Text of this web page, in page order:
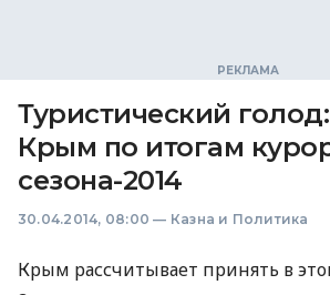
Туристический
Крым по итогам
сезона-2014
30.04.2014, 08:00 — Казна и Политика
Крым рассчитывает принять в